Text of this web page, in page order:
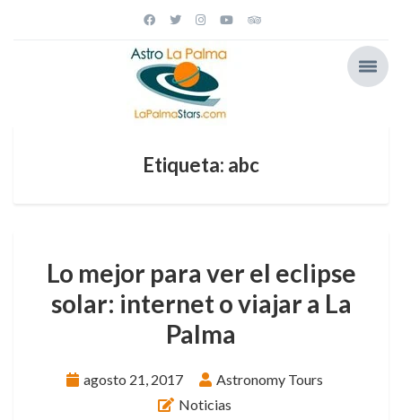
Etiqueta: abc
Lo mejor para ver el eclipse
solar: internet o viajar a La
Palma
agosto 21, 2017
Astronomy Tours
Noticias